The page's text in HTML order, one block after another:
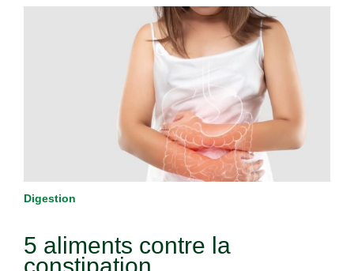
Digestion
5 aliments contre la
constipation